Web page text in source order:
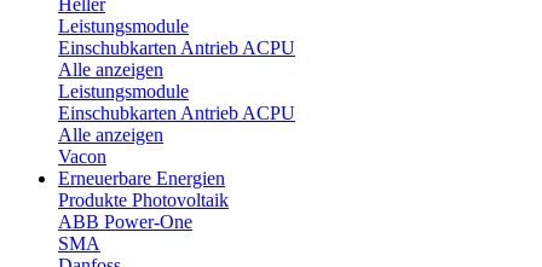
Heller
Leistungsmodule
Einschubkarten Antrieb ACPU
Alle anzeigen
Leistungsmodule
Einschubkarten Antrieb ACPU
Alle anzeigen
Vacon
Erneuerbare Energien
Produkte Photovoltaik
ABB Power-One
SMA